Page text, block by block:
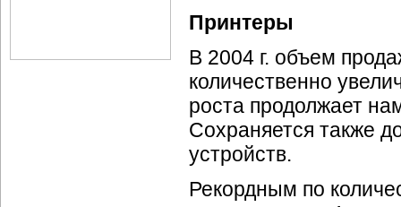
Принтеры
В 2004 г. объем
количественно
роста продолжает
Сохраняется также
устройств.
Рекордным по